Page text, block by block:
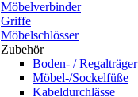
Möbelverbinder
Griffe
Möbelschlösser
Zubehör
Boden- / Regalträger
Möbel-/Sockelfüße
Kabeldurchlässe